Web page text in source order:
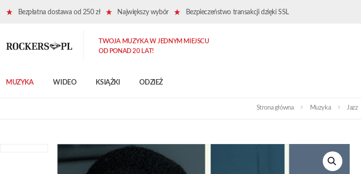
Bezpłatna dostawa od 250 zł Największy wybór Bezpieczeństwo transakcji dzięki SSL
MUZYKA WIDEO KSIĄŻKI ODZIEŻ
TWOJA MUZYKA W JEDNYM MIEJSCU
OD PONAD 20 LAT!
Strona główna Muzyka Jazz